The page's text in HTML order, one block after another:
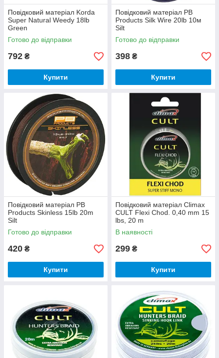
Повідковий матеріал Korda
Super Natural Weedy 18lb
Green
Готово до відправки
792 ₴
Купити
Повідковий матеріал PB
Products Silk Wire 20lb 10м
Silt
Готово до відправки
398 ₴
Купити
Повідковий матеріал PB
Products Skinless 15lb 20m
Silt
Готово до відправки
420 ₴
Купити
Повідковий матеріал Climax
CULT Flexi Chod. 0,40 mm 15
lbs, 20 m
В наявності
299 ₴
Купити